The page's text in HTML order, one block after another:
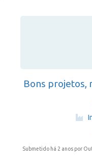
Bons projetos,
Submetido há 2 anos por